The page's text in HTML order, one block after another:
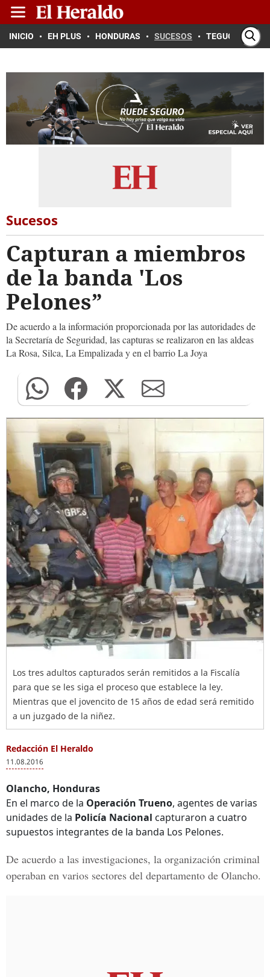
INICIO EH PLUS HONDURAS SUCESOS TEGUCIGALPA
Sucesos
Capturan a miembros
de la banda 'Los
Pelones”
De acuerdo a la información proporcionada por las autoridades de
la Secretaría de Seguridad, las capturas se realizaron en las aldeas
La Rosa, Silca, La Empalizada y en el barrio La Joya
Los tres adultos capturados serán remitidos a la Fiscalía
para que se les siga el proceso que establece la ley.
Mientras que el jovencito de 15 años de edad será remitido
a un juzgado de la niñez.
Redacción El Heraldo
11.08.2016
Olancho, Honduras
En el marco de la Operación Trueno, agentes de varias
unidades de la Policía Nacional capturaron a cuatro
supuestos integrantes de la banda Los Pelones.
De acuerdo a las investigaciones, la organización criminal
operaban en varios sectores del departamento de Olancho.